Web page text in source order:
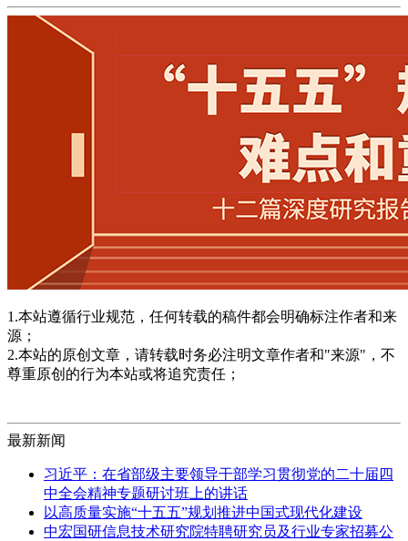
1.本站遵循行业规范，任何转载的稿件都会明确标注作者和来
源；
2.本站的原创文章，请转载时务必注明文章作者和"来源"，不
尊重原创的行为本站或将追究责任；
最新新闻
习近平：在省部级主要领导干部学习贯彻党的二十届四
中全会精神专题研讨班上的讲话
以高质量实施“十五五”规划推进中国式现代化建设
中宏国研信息技术研究院特聘研究员及行业专家招募公